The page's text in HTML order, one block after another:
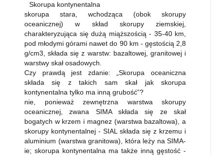
Skorupa kontynentalna
skorupa stara, wchodząca (obok skorupy
oceanicznej) w skład skorupy ziemskiej,
charakteryzująca się dużą miąższością - 35-40 km,
pod młodymi górami nawet do 90 km - gęstością 2,8
g/cm3, składa się z warstw: bazaltowej, granitowej i
warstwy skał osadowych.
Czy prawdą jest zdanie: „Skorupa oceaniczna
składa się z takich sam skał jak skorupa
kontynentalna tylko ma inną grubość”?
nie, ponieważ zewnętrzna warstwa skorupy
oceanicznej, zwana SIMA składa się ze skał
bogatych w krzem i magnez (warstwa bazaltowa), a
skorupy kontynentalnej - SIAL składa się z krzemu i
aluminium (warstwa granitowa), która leży na SIMA-
ie; skorupa kontynentalna ma także inną gęstość -